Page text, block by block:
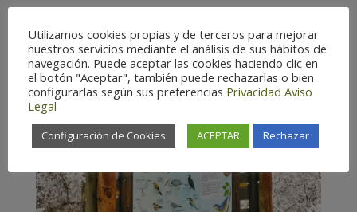
Utilizamos cookies propias y de terceros para mejorar
nuestros servicios mediante el análisis de sus hábitos de
navegación. Puede aceptar las cookies haciendo clic en
el botón "Aceptar", también puede rechazarlas o bien
configurarlas según sus preferencias Privacidad Aviso
Legal
Configuración de Cookies ACEPTAR Rechazar